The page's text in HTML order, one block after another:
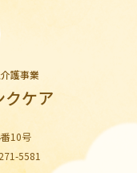
護事業
クケア
10号
5581